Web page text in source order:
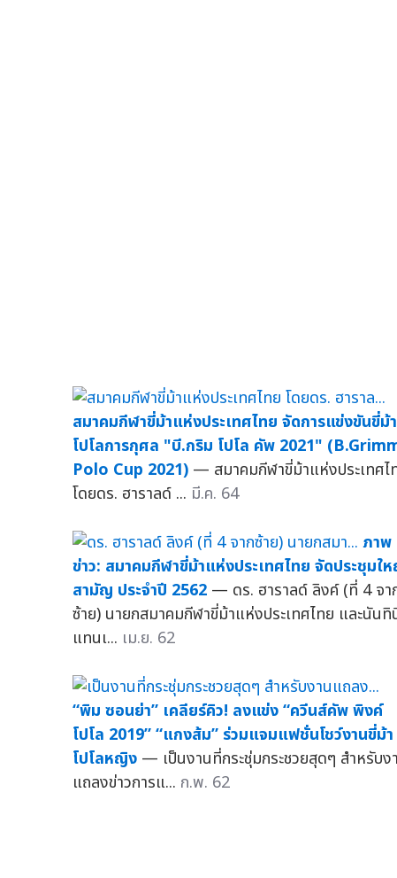
สมาคมกีฬาขี่ม้าแห่งประเทศไทย จัดการแข่งขันขี่ม้า
โปโลการกุศล "บี.กริม โปโล คัพ 2021"
Polo Cup 2021) — สมาคมกีฬาขี่ม้าแห่งประเทศไ
โดยดร. ฮาราลด์ ... มี.ค. 64
ภาพ
ข่าว: สมาคมกีฬาขี่ม้าแห่งประเทศไทย จัดประชุมใ
สามัญ ประจำปี 2562 — ดร. ฮาราลด์ ลิงค์ (ที่ 4 จา
ซ้าย) นายกสมาคมกีฬาขี่ม้าแห่งประเทศไทย และนันทิ
แทนเ... เม.ย. 62
“พิม ซอนย่า” เคลียร์คิว! ลงแข่ง “ควีนส์คัพ พิงค์
โปโล 2019” “แกงส้ม” ร่วมแจมแฟชั่นโชว์งานขี่ม้า
โปโลหญิง — เป็นงานที่กระชุ่มกระชวยสุดๆ สำหรับง
แถลงข่าวการแ... ก.พ. 62